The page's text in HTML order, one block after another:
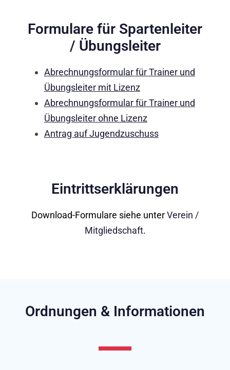
Formulare für Spartenleiter
/ Übungsleiter
Abrechnungsformular für Trainer und
Übungsleiter mit Lizenz
Abrechnungsformular für Trainer und
Übungsleiter ohne Lizenz
Antrag auf Jugendzuschuss
Eintrittserklärungen
Download-Formulare siehe unterVerein /
Mitgliedschaft.
Ordnungen & Informationen